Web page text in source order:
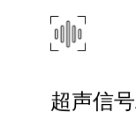
超声信